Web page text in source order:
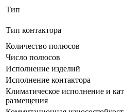
Тип
Тип контактора
Количество полюсов
Число полюсов
Исполнение изделий
Исполнение контактора
Климатическое исполнение и
размещения